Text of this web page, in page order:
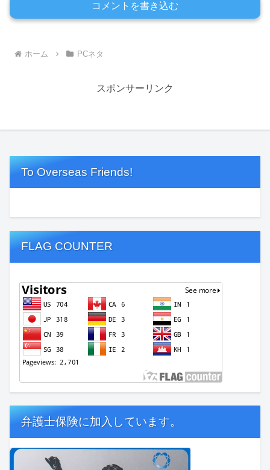
コメントを書き込む
ホーム PCネタ
スポンサーリンク
To Overseas Friends!
FLAG COUNTER
弁護士保険に加入しています。